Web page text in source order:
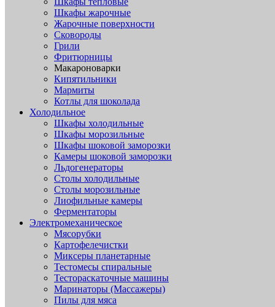
Шкафы жарочные
Жарочные поверхности
Сковороды
Грили
Фритюрницы
Макароноварки
Кипятильники
Мармиты
Котлы для шоколада
Холодильное
Шкафы холодильные
Шкафы морозильные
Шкафы шоковой заморозки
Камеры шоковой заморозки
Льдогенераторы
Столы холодильные
Столы морозильные
Лиофильные камеры
Ферментаторы
Электромеханическое
Мясорубки
Картофелечистки
Миксеры планетарные
Тестомесы спиральные
Тестораскаточные машины
Маринаторы (Массажеры)
Пилы для мяса